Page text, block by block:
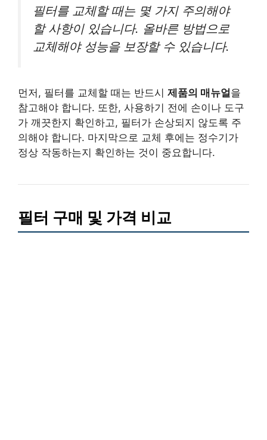
필터를 교체할 때는 몇 가지 주의해야
할 사항이 있습니다. 올바른 방법으로
교체해야 성능을 보장할 수 있습니다.
먼저, 필터를 교체할 때는 반드시 제품의 매뉴얼을
참고해야 합니다. 또한, 사용하기 전에 손이나 도구
가 깨끗한지 확인하고, 필터가 손상되지 않도록 주
의해야 합니다. 마지막으로 교체 후에는 정수기가
정상 작동하는지 확인하는 것이 중요합니다.
필터 구매 및 가격 비교